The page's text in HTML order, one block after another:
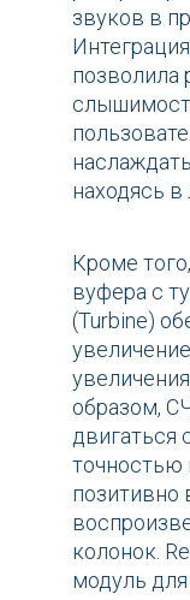
звуков в
позволила
находясь
Кроме
вуфера с
(Turbine)
образом,
двигаться
точностью
позитивно
колонок.
модуль